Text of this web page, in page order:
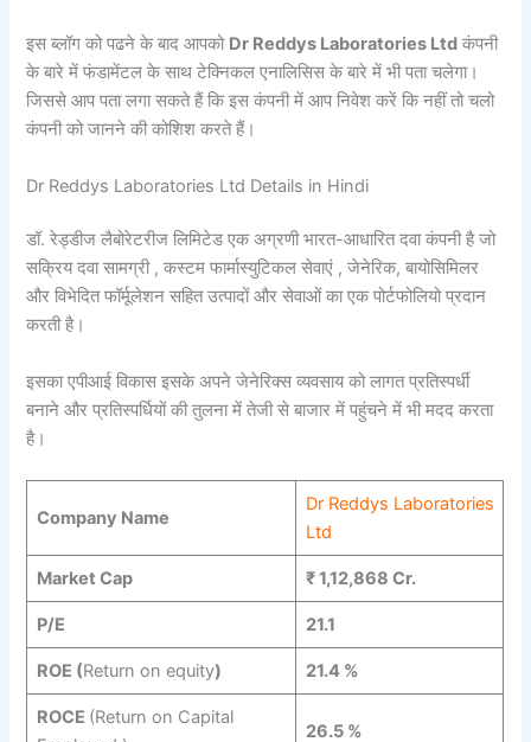
इस ब्लॉग को पढने के बाद आपको Dr Reddys Laboratories Ltd कंपनी
के बारे में फंडामेंटल के साथ टेक्निकल एनालिसिस के बारे में भी पता चलेगा।
जिससे आप पता लगा सकते हैं कि इस कंपनी में आप निवेश करें कि नहीं तो चलो
कंपनी को जानने की कोशिश करते हैं।
Dr Reddys Laboratories Ltd Details in Hindi
डॉ. रेड्डीज लैबोरेटरीज लिमिटेड एक अग्रणी भारत-आधारित दवा कंपनी है जो
सक्रिय दवा सामग्री , कस्टम फार्मास्युटिकल सेवाएं , जेनेरिक, बायोसिमिलर
और विभेदित फॉर्मूलेशन सहित उत्पादों और सेवाओं का एक पोर्टफोलियो प्रदान
करती है।
इसका एपीआई विकास इसके अपने जेनेरिक्स व्यवसाय को लागत प्रतिस्पर्धी
बनाने और प्रतिस्पर्धियों की तुलना में तेजी से बाजार में पहुंचने में भी मदद करता
है।
Company Name
Dr Reddys Laboratories
Ltd
Market Cap ₹ 1,12,868 Cr.
P/E 21.1
ROE (Return on equity) 21.4 %
ROCE (Return on Capital
26.5 %